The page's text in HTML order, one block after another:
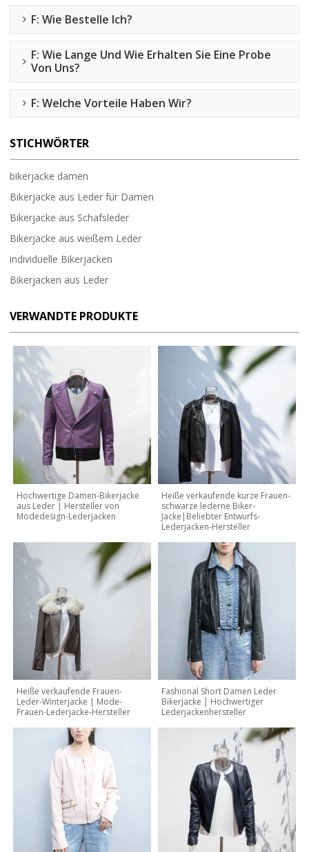
F: Wie Bestelle Ich?
F: Wie Lange Und Wie Erhalten Sie Eine Probe
Von Uns?
F: Welche Vorteile Haben Wir?
STICHWÖRTER
bikerjacke damen
Bikerjacke aus Leder für Damen
Bikerjacke aus Schafsleder
Bikerjacke aus weißem Leder
individuelle Bikerjacken
Bikerjacken aus Leder
VERWANDTE PRODUKTE
Hochwertige Damen-Bikerjacke
aus Leder | Hersteller von
Modedesign-Lederjacken
Heiße verkaufende kurze Frauen-
schwarze lederne Biker-
Jacke|Beliebter Entwurfs-
Lederjacken-Hersteller
Heiße verkaufende Frauen-
Leder-Winterjacke | Mode-
Frauen-Lederjacke-Hersteller
Fashional Short Damen Leder
Bikerjacke | Hochwertiger
Lederjackenhersteller